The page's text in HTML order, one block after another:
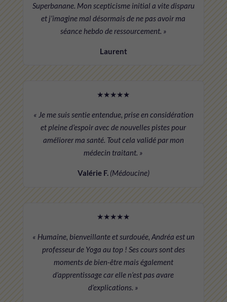
Superbanane. Mon scepticisme initial a vite disparu
et j’imagine mal désormais de ne pas avoir ma
séance hebdo de ressourcement. »
Laurent
★★★★★
« Je me suis sentie entendue, prise en considération
et pleine d’espoir avec de nouvelles pistes pour
améliorer ma santé. Tout cela validé par mon
médecin traitant. »
Valérie F. (Médoucine)
★★★★★
« Humaine, bienveillante et surdouée, Andréa est un
professeur de Yoga au top ! Ses cours sont des
moments de bien-être mais également
d’apprentissage car elle n’est pas avare
d’explications. »